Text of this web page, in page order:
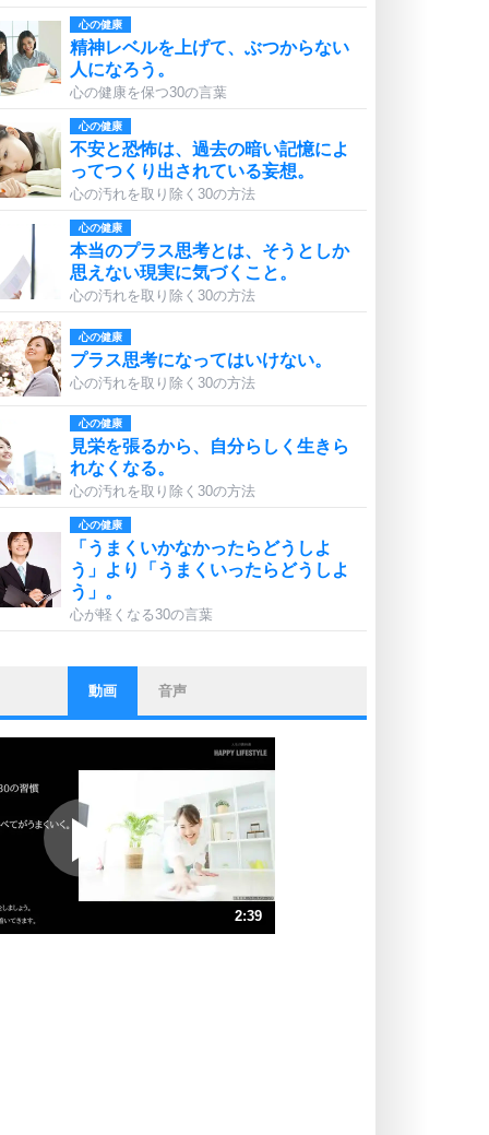
心の健康
精神レベルを上げて、ぶつからない
人になろう。
心の健康を保つ30の言葉
心の健康
不安と恐怖は、過去の暗い記憶によ
ってつくり出されている妄想。
心の汚れを取り除く30の方法
心の健康
本当のプラス思考とは、そうとしか
思えない現実に気づくこと。
心の汚れを取り除く30の方法
心の健康
プラス思考になってはいけない。
心の汚れを取り除く30の方法
心の健康
見栄を張るから、自分らしく生きら
れなくなる。
心の汚れを取り除く30の方法
心の健康
「うまくいかなかったらどうしよ
う」より「うまくいったらどうしよ
う」。
心が軽くなる30の言葉
ストレス対策
他人と比べない。
いっそのこと、他人を見ない。
ポジティブになれない原因は、行動
しないから。
ポジティブ思考になる30の方法
ストレス対策
動画 音声
2:39